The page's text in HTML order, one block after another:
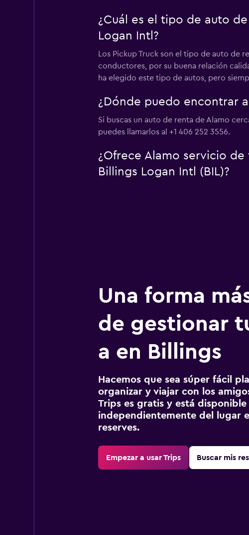
¿Cuál es el tipo de auto
Logan Intl?
Los Pickup Truck son el tipo de auto de
conductores, por su buena relación
ha elegido este tipo de autos, pero
¿Dónde puedo encontrar
Si buscas un auto de renta de Alamo
puedes llamarlos al +1 406 252 3556.
¿Ofrece Alamo servicio
Billings Logan Intl (BIL)?
Una forma
de gestionar
a en Billings
Hacemos que sea súper fácil
organizar y viajar con los
Trips es gratis y está disponible
independientemente del lugar
reserves.
Empezar a usar Trips Buscar mis